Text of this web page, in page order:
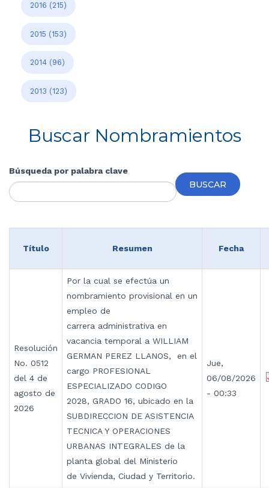
2016 (215)
2015 (153)
2014 (96)
2013 (123)
Buscar Nombramientos
Búsqueda por palabra clave
BUSCAR
Título Resumen Fecha
Resolución
No. 0512
del 4 de
agosto de
2026
Por la cual se efectúa un
nombramiento provisional en un
empleo de
carrera administrativa en
vacancia temporal a WILLIAM
GERMAN PEREZ LLANOS, en el
cargo PROFESIONAL
ESPECIALIZADO CODIGO
2028, GRADO 16, ubicado en la
SUBDIRECCION DE ASISTENCIA
TECNICA Y OPERACIONES
URBANAS INTEGRALES de la
planta global del Ministerio
de Vivienda, Ciudad y Territorio.
Jue,
06/08/2026
- 00:33